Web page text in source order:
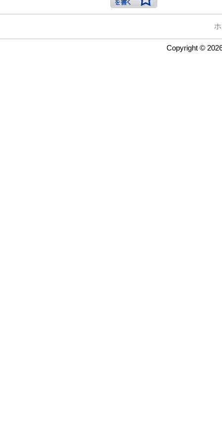
Copyright ©